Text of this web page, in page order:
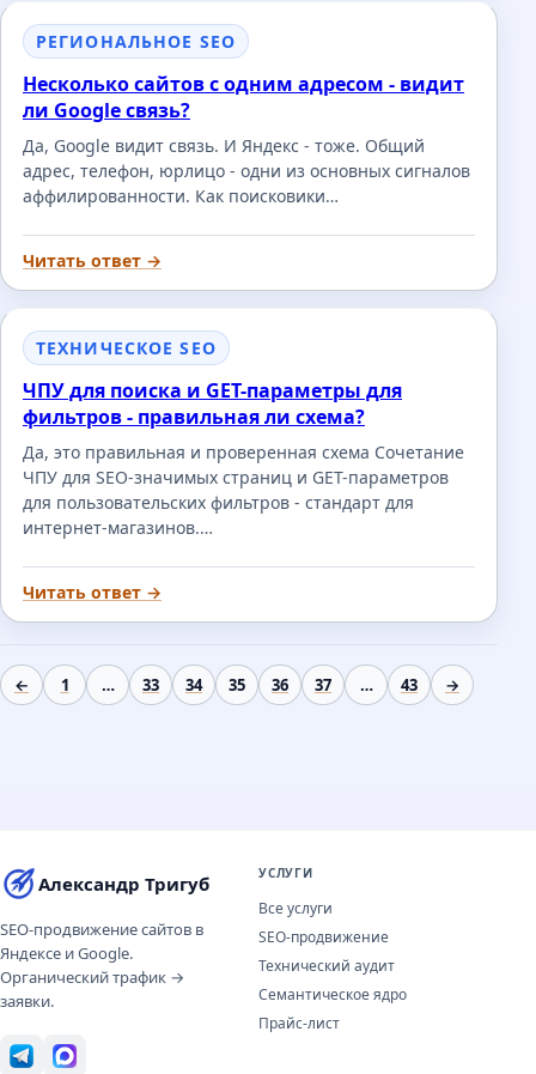
РЕГИОНАЛЬНОЕ SEO
Несколько сайтов с одним адресом - видит
ли Google связь?
Да, Google видит связь. И Яндекс - тоже. Общий
адрес, телефон, юрлицо - одни из основных сигналов
аффилированности. Как поисковики…
Читать ответ →
ТЕХНИЧЕСКОЕ SEO
ЧПУ для поиска и GET-параметры для
фильтров - правильная ли схема?
Да, это правильная и проверенная схема Сочетание
ЧПУ для SEO-значимых страниц и GET-параметров
для пользовательских фильтров - стандарт для
интернет-магазинов.…
Читать ответ →
← 1 … 33 34 35 36 37 … 43 →
Александр Тригуб
SEO-продвижение сайтов в
Яндексе и Google.
Органический трафик →
заявки.
УСЛУГИ
Все услуги
SEO-продвижение
Технический аудит
Семантическое ядро
Прайс-лист